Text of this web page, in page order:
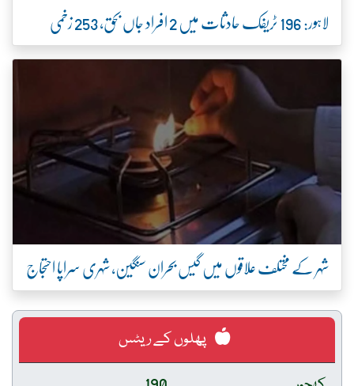
لاہور: 196 ٹریفک حادثات میں 2 افراد جاں بحق، 253 زخمی
شہر کے مختلف علاقوں میں گیس بحران سنگین، شہری سراپا احتجاج
پھلوں کے ریٹس